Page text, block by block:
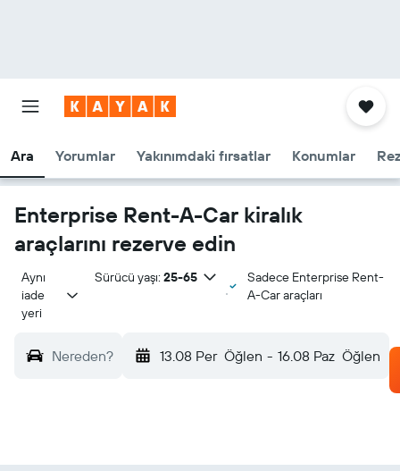
Ara Yorumlar Yakınımdaki fırsatlar Konumlar
Enterprise Rent-A-Car kiralık
araçlarını rezerve edin
Aynı
iade
yeri
Sürücü yaşı: 25-65
Sadece Enterprise Rent-
A-Car araçları
Nereden? 13.08 Per Öğlen - 16.08 Paz Öğlen